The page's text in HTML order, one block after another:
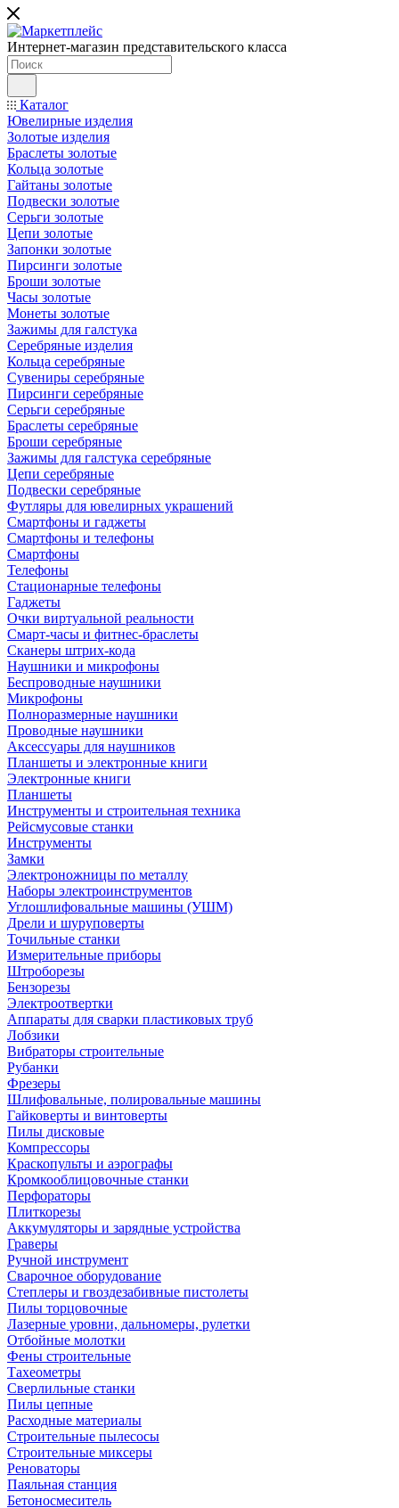
Интернет-магазин представительского класса
Каталог
Ювелирные изделия
Золотые изделия
Браслеты золотые
Кольца золотые
Гайтаны золотые
Подвески золотые
Серьги золотые
Цепи золотые
Запонки золотые
Пирсинги золотые
Броши золотые
Часы золотые
Монеты золотые
Зажимы для галстука
Серебряные изделия
Кольца серебряные
Сувениры серебряные
Пирсинги серебряные
Серьги серебряные
Браслеты серебряные
Броши серебряные
Зажимы для галстука серебряные
Цепи серебряные
Подвески серебряные
Футляры для ювелирных украшений
Смартфоны и гаджеты
Смартфоны и телефоны
Смартфоны
Телефоны
Стационарные телефоны
Гаджеты
Очки виртуальной реальности
Смарт-часы и фитнес-браслеты
Сканеры штрих-кода
Наушники и микрофоны
Беспроводные наушники
Микрофоны
Полноразмерные наушники
Проводные наушники
Аксессуары для наушников
Планшеты и электронные книги
Электронные книги
Планшеты
Инструменты и строительная техника
Рейсмусовые станки
Инструменты
Замки
Электроножницы по металлу
Наборы электроинструментов
Углошлифовальные машины (УШМ)
Дрели и шуруповерты
Точильные станки
Измерительные приборы
Штроборезы
Бензорезы
Электроотвертки
Аппараты для сварки пластиковых труб
Лобзики
Вибраторы строительные
Рубанки
Фрезеры
Шлифовальные, полировальные машины
Гайковерты и винтоверты
Пилы дисковые
Компрессоры
Краскопульты и аэрографы
Кромкооблицовочные станки
Перфораторы
Плиткорезы
Аккумуляторы и зарядные устройства
Граверы
Ручной инструмент
Сварочное оборудование
Степлеры и гвоздезабивные пистолеты
Пилы торцовочные
Лазерные уровни, дальномеры, рулетки
Отбойные молотки
Фены строительные
Тахеометры
Сверлильные станки
Пилы цепные
Расходные материалы
Строительные пылесосы
Строительные миксеры
Реноваторы
Паяльная станция
Бетоносмеситель